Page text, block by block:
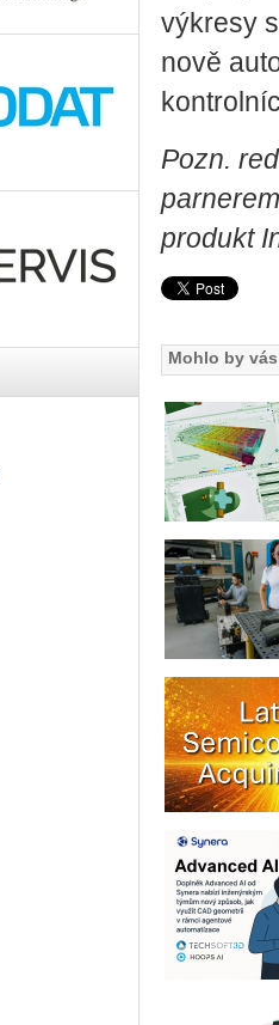
výkresy
nově
Pozn.
produkt
Mohlo by